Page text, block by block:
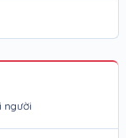
người